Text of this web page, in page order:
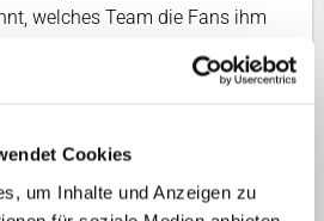
Cookies
um Inhalte und Anzeigen zu
welches Team die Fans ihm
Voting läuft bis zum 26.
entschieden. Mit